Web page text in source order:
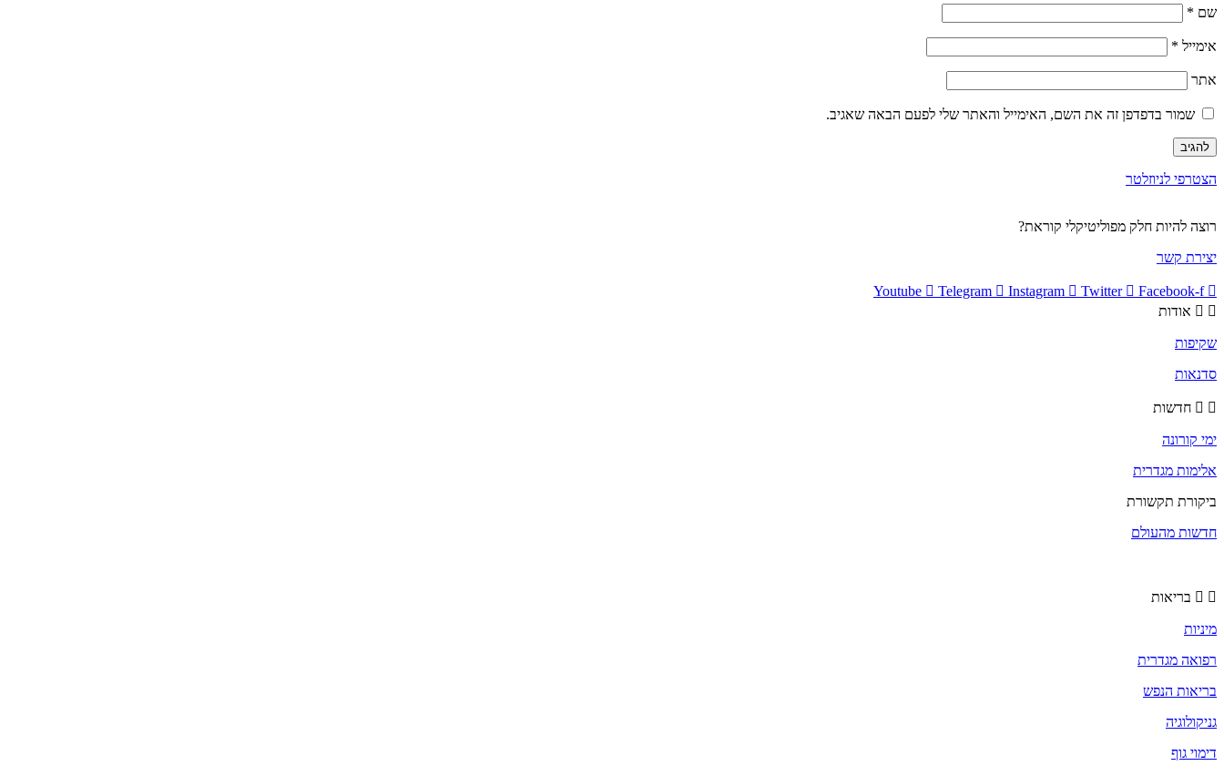
שם *
אימייל *
אתר
שמור בדפדפן זה את השם, האימייל והאתר שלי לפעם הבאה שאגיב.
הצטרפי לניוזלטר
רוצה להיות חלק מפוליטיקלי קוראת?
יצירת קשר
Youtube Telegram Instagram Twitter
Facebook-f
אודות
שקיפות
סדנאות
חדשות
ימי קורונה
אלימות מגדרית
ביקורת תקשורת
חדשות מהעולם
בריאות
מיניות
רפואה מגדרית
בריאות הנפש
גניקולוגיה
דימוי גוף